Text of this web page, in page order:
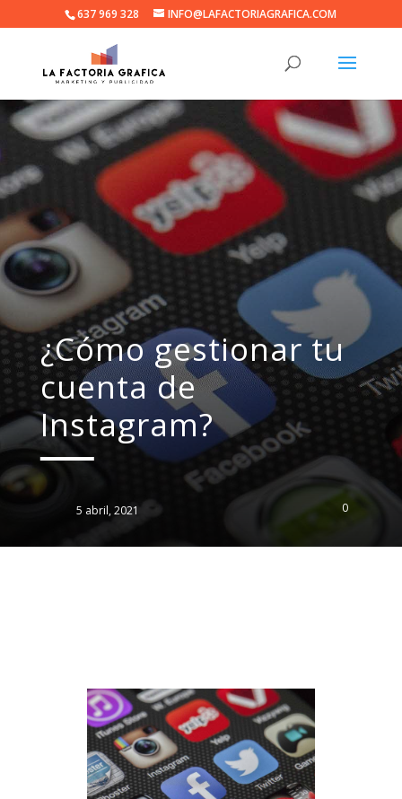
637 969 328 INFO@LAFACTORIAGRAFICA.COM
¿Cómo gestionar tu
cuenta de
Instagram?
0
5 abril, 2021